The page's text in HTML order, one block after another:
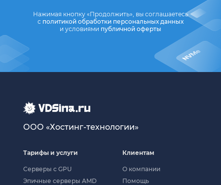
Нажимая кнопку «Продолжить», вы соглашаетесь
с политикой обработки персональных данных
и условиями публичной оферты
ООО «Хостинг-технологии»
Тарифы и услуги
Серверы с GPU
Эпичные серверы AMD
Клиентам
О компании
Помощь